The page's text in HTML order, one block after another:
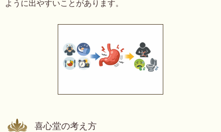
ように出やすいことがあります。
喜心堂の考え方